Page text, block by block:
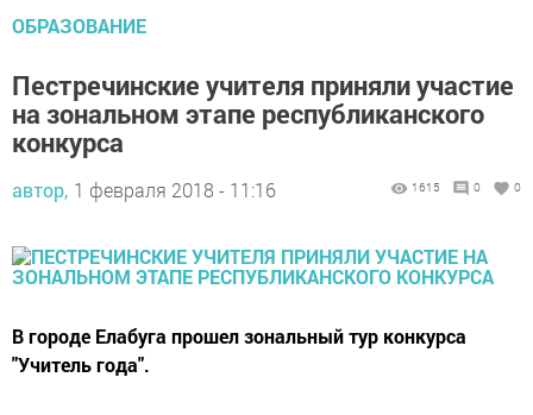
ОБРАЗОВАНИЕ
Пестречинские учителя приняли участие
на зональном этапе республиканского
конкурса
автор, 1 февраля 2018 - 11:16 1615 0 0
В городе Елабуга прошел зональный тур конкурса
"Учитель года".